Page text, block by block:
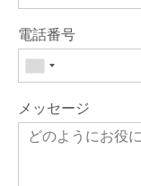
電話番号
メッセージ